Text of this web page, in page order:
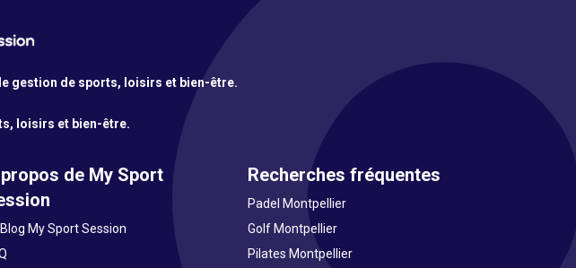
gestion de sports, loisirs et bien-être.
loisirs et bien-être.
de My Sport
Blog My Sport Session
Recherches fréquentes
Padel Montpellier
Golf Montpellier
Pilates Montpellier